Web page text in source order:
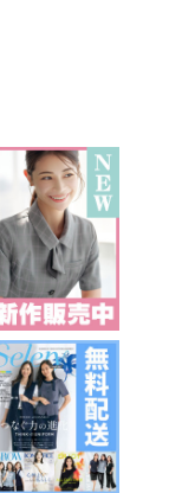
半袖オーバーブラウス
GOBL-2602
¥12,155 (税込)